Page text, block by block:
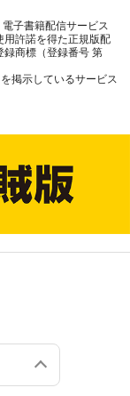
子書籍配信サービス
用許諾を得た正規版配
録商標（登録番号 第
掲示しているサービス